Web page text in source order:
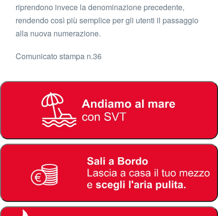
riprendono invece la denominazione precedente,
rendendo così più semplice per gli utenti il passaggio
alla nuova numerazione.
Comunicato stampa n.36